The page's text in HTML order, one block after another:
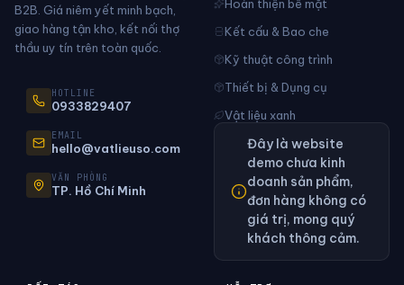
B2B. Giá niêm yết minh bạch,
giao hàng tận kho, kết nối thợ
thầu uy tín trên toàn quốc.
HOTLINE
0933829407
EMAIL
hello@vatlieuso.com
VĂN PHÒNG
TP. Hồ Chí Minh
Hoàn thiện bề mặt
Kết cấu & Bao che
Kỹ thuật công trình
Thiết bị & Dụng cụ
Vật liệu xanh
Đây là website
demo chưa kinh
doanh sản phẩm,
đơn hàng không có
giá trị, mong quý
khách thông cảm.